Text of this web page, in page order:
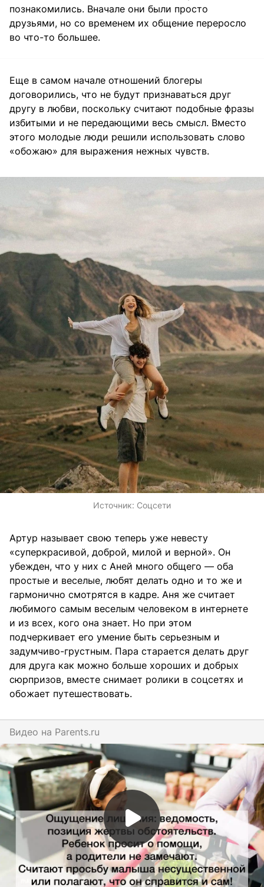
познакомились. Вначале они были просто
друзьями, но со временем их общение переросло
во что-то большее.
Еще в самом начале отношений блогеры
договорились, что не будут признаваться друг
другу в любви, поскольку считают подобные фразы
избитыми и не передающими весь смысл. Вместо
этого молодые люди решили использовать слово
«обожаю» для выражения нежных чувств.
Источник: Соцсети
Артур называет свою теперь уже невесту
«суперкрасивой, доброй, милой и верной». Он
убежден, что у них с Аней много общего — оба
простые и веселые, любят делать одно и то же и
гармонично смотрятся в кадре. Аня же считает
любимого самым веселым человеком в интернете
и из всех, кого она знает. Но при этом
подчеркивает его умение быть серьезным и
задумчиво-грустным. Пара старается делать друг
для друга как можно больше хороших и добрых
сюрпризов, вместе снимает ролики в соцсетях и
обожает путешествовать.
Видео на parents.ru